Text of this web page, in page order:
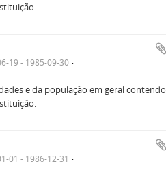
19 - 1985-09-30
e da população em geral contendo
01 - 1986-12-31